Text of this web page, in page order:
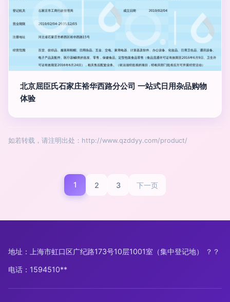
北京屈臣氏石家庄裕华西路分公司 一站式日用杂品购物
体验
如若转载，请注明出处：http://www.qzddyy.com/product/
1 2 3 下一页
地址：上海市虹口区广纪路173号10层1001室（集中登记地） ？？
电话：1594510**